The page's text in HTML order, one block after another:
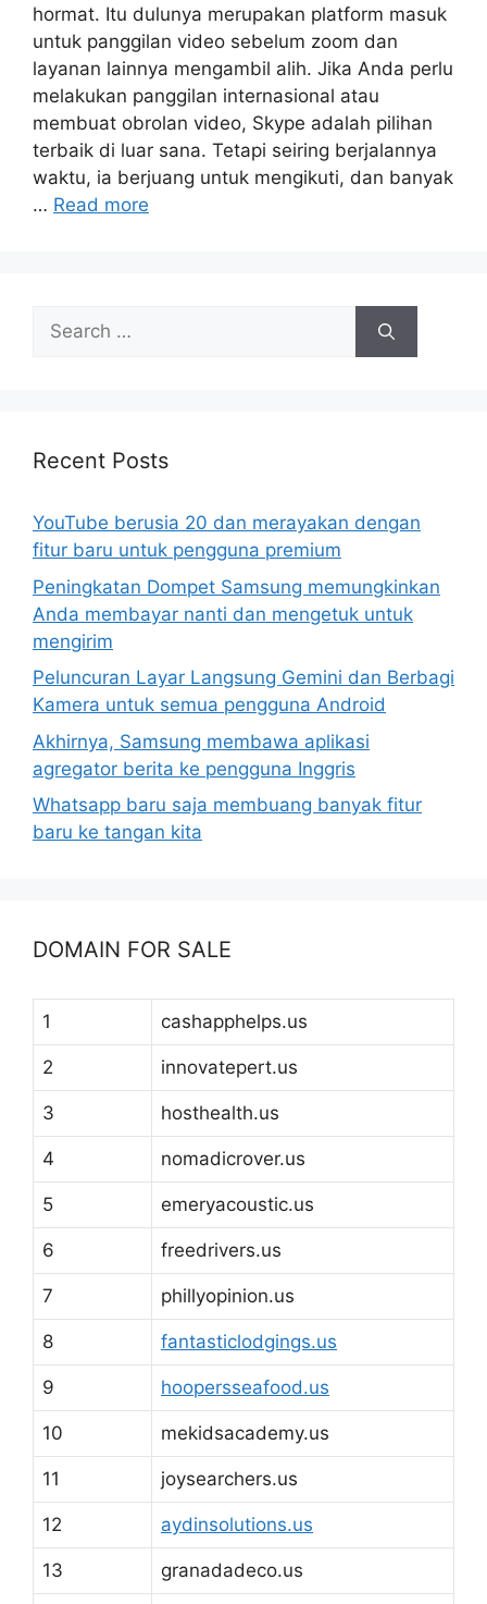
hormat. Itu dulunya merupakan platform masuk
untuk panggilan video sebelum zoom dan
layanan lainnya mengambil alih. Jika Anda perlu
melakukan panggilan internasional atau
membuat obrolan video, Skype adalah pilihan
terbaik di luar sana. Tetapi seiring berjalannya
waktu, ia berjuang untuk mengikuti, dan banyak
… Read more
Search
for:
Recent Posts
YouTube berusia 20 dan merayakan dengan
fitur baru untuk pengguna premium
Peningkatan Dompet Samsung memungkinkan
Anda membayar nanti dan mengetuk untuk
mengirim
Peluncuran Layar Langsung Gemini dan Berbagi
Kamera untuk semua pengguna Android
Akhirnya, Samsung membawa aplikasi
agregator berita ke pengguna Inggris
Whatsapp baru saja membuang banyak fitur
baru ke tangan kita
DOMAIN FOR SALE
1 cashapphelps.us
2 innovatepert.us
3 hosthealth.us
4 nomadicrover.us
5 emeryacoustic.us
6 freedrivers.us
7 phillyopinion.us
8 fantasticlodgings.us
9 hoopersseafood.us
10 mekidsacademy.us
11 joysearchers.us
12 aydinsolutions.us
13 granadadeco.us